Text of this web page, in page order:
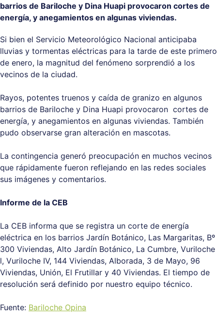
barrios de Bariloche y Dina Huapi provocaron cortes de
energía, y anegamientos en algunas viviendas.
Si bien el Servicio Meteorológico Nacional anticipaba
lluvias y tormentas eléctricas para la tarde de este primero
de enero, la magnitud del fenómeno sorprendió a los
vecinos de la ciudad.
Rayos, potentes truenos y caída de granizo en algunos
barrios de Bariloche y Dina Huapi provocaron cortes de
energía, y anegamientos en algunas viviendas. También
pudo observarse gran alteración en mascotas.
La contingencia generó preocupación en muchos vecinos
que rápidamente fueron reflejando en las redes sociales
sus imágenes y comentarios.
Informe de la CEB
La CEB informa que se registra un corte de energía
eléctrica en los barrios Jardín Botánico, Las Margaritas, Bº
300 Viviendas, Alto Jardín Botánico, La Cumbre, Vuriloche
l, Vuriloche IV, 144 Viviendas, Alborada, 3 de Mayo, 96
Viviendas, Unión, El Frutillar y 40 Viviendas. El tiempo de
resolución será definido por nuestro equipo técnico.
Fuente: Bariloche Opina